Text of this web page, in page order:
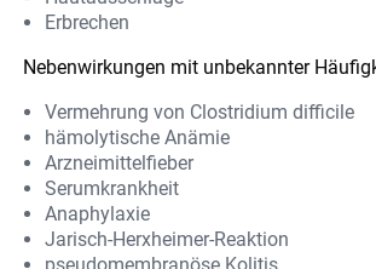
Erbrechen
Nebenwirkungen mit unbekannter
Vermehrung von Clostridium difficile
hämolytische Anämie
Arzneimittelfieber
Serumkrankheit
Anaphylaxie
Jarisch-Herxheimer-Reaktion